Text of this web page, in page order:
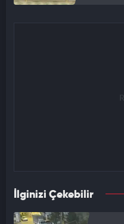
İlginizi Çekebilir